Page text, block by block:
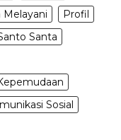
Melayani
Profil
Santa
Sosial